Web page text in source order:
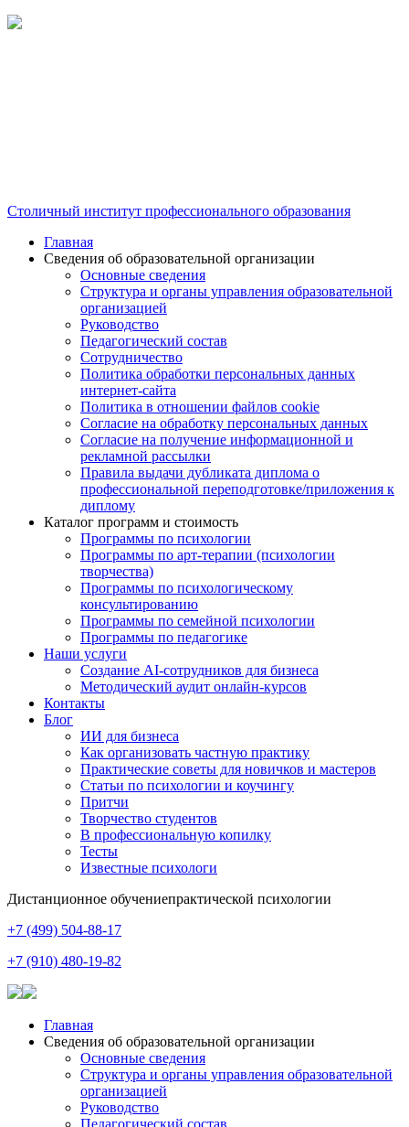
Столичный институт профессионального образования
Главная
Сведения об образовательной организации
Основные сведения
Структура и органы управления образовательной
организацией
Руководство
Педагогический состав
Сотрудничество
Политика обработки персональных данных
интернет-сайта
Политика в отношении файлов cookie
Согласие на обработку персональных данных
Согласие на получение информационной и
рекламной рассылки
Правила выдачи дубликата диплома о
профессиональной переподготовке/приложения к
диплому
Каталог программ и стоимость
Программы по психологии
Программы по арт-терапии (психологии
творчества)
Программы по психологическому
консультированию
Программы по семейной психологии
Программы по педагогике
Наши услуги
Создание AI-сотрудников для бизнеса
Методический аудит онлайн-курсов
Контакты
Блог
ИИ для бизнеса
Как организовать частную практику
Практические советы для новичков и мастеров
Статьи по психологии и коучингу
Притчи
Творчество студентов
В профессиональную копилку
Тесты
Известные психологи
Дистанционное обучениепрактической психологии
+7 (499) 504-88-17
+7 (910) 480-19-82
Главная
Сведения об образовательной организации
Основные сведения
Структура и органы управления образовательной
организацией
Руководство
Педагогический состав